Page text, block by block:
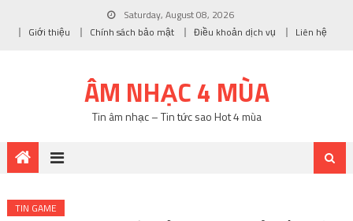
Saturday, August 08, 2026
Giới thiệu
Chính sách bảo mật Điều khoản dịch vụ Liên hệ
ÂM NHẠC 4 MÙA
Tin âm nhạc – Tin tức sao Hot 4 mùa
TIN GAME